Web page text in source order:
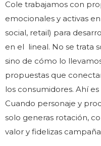
Cole trabajamos con
emocionales y activas
social, retail) para
en el lineal. No se trata
sino de cómo lo
propuestas que
los consumidores. Ahí
Cuando personaje y
solo generas rotación,
valor y fidelizas